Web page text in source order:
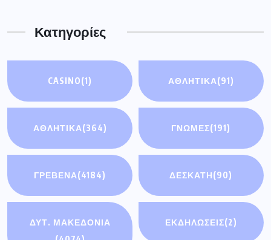
Κατηγορίες
CASINO(1) ΑΘΛΗΤΙΚΆ(91)
ΑΘΛΗΤΙΚΑ(364) ΓΝΩΜΕΣ(191)
ΓΡΕΒΕΝΑ(4184) ΔΕΣΚΑΤΗ(90)
ΔΥΤ. ΜΑΚΕΔΟΝΙΑ
ΕΚΔΗΛΩΣΕΙΣ(2)